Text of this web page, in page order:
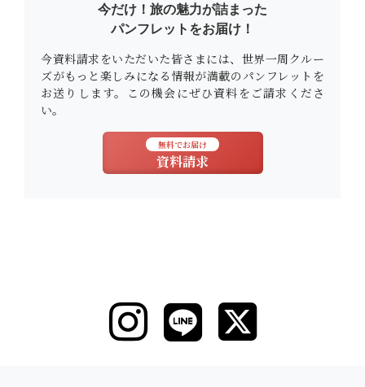
今だけ！旅の魅力が詰まった
パンフレットをお届け！
今資料請求をいただいた皆さまには、世界一周クルー
ズがもっと楽しみになる情報が満載のパンフレットを
お送りします。この機会にぜひ資料をご請求くださ
い。
無料でお届け
資料請求